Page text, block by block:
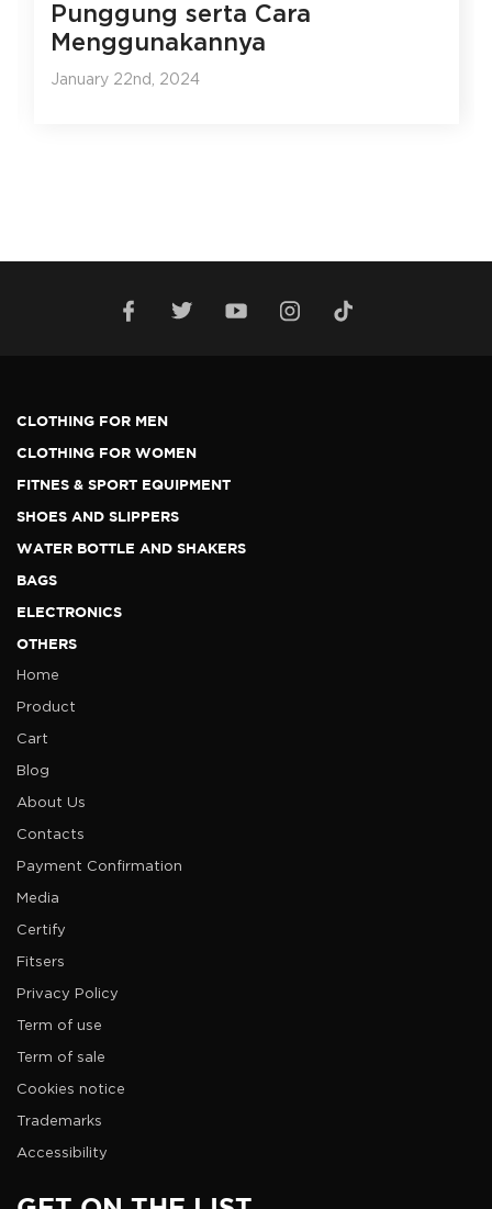
Punggung serta Cara
Menggunakannya
January 22nd, 2024
CLOTHING FOR MEN
CLOTHING FOR WOMEN
FITNES & SPORT EQUIPMENT
SHOES AND SLIPPERS
WATER BOTTLE AND SHAKERS
BAGS
ELECTRONICS
OTHERS
Home
Product
Cart
Blog
About Us
Contacts
Payment Confirmation
Media
Certify
Fitsers
Privacy Policy
Term of use
Term of sale
Cookies notice
Trademarks
Accessibility